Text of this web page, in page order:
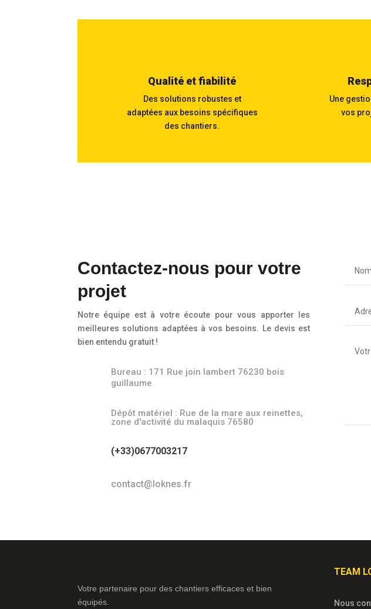
Qualité et fiabilité
Des solutions robustes et
adaptées aux besoins spécifiques
des chantiers.
Une
vos
Contactez-nous pour votre
projet
Notre équipe est à votre écoute pour vous apporter les
meilleures solutions adaptées à vos besoins. Le devis est
bien entendu gratuit !
Bureau : 171 Rue join lambert 76230 bois
guillaume
Dépôt matériel : Rue de la mare aux reinettes,
zone d'activité du malaquis 76580
(+33)0677003217
contact@loknes.fr
Votre partenaire pour des chantiers efficaces et bien
équipés.
TEAM
Nous